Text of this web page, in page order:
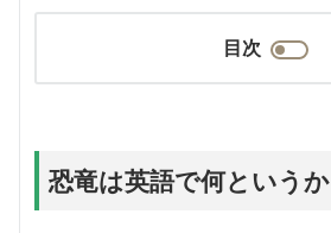
目次
恐竜は英語で何というか